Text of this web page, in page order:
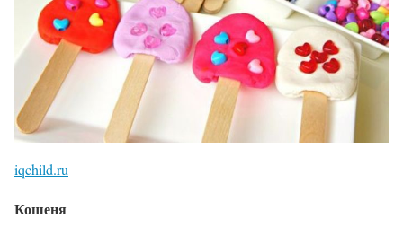
iqchild.ru
Кошеня